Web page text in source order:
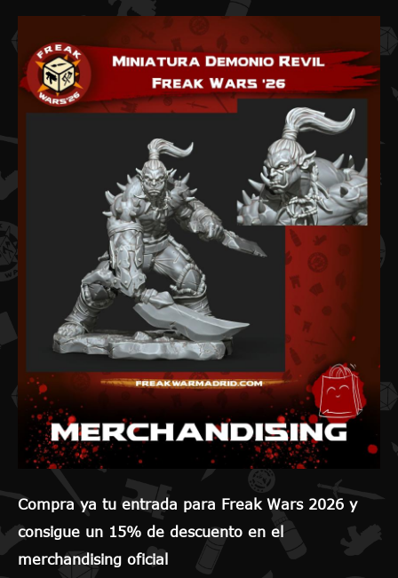
Compra ya tu entrada para Freak Wars 2026 y
consigue un 15% de descuento en el
merchandising oficial